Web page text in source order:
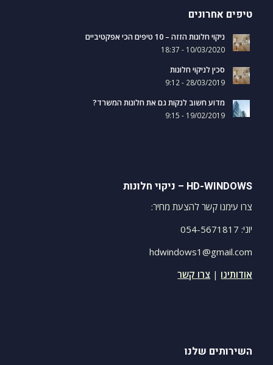
טיפים אחרונים
ניקוי חלונות הזזה – 10 טיפים הכי אפקטיביים
10/03/2020 - 18:37
סכין לניקוי חלונות
28/03/2019 - 9:12
מדוע חשוב לנקות גם את חלונות המשרד?
19/02/2019 - 9:15
HD-WINDOWS – ניקוי חלונות
צרו עימנו קשר להצעת מחיר:
יוני: 054-5671817
hdwindows1@gmail.com
אודותינו | צרו קשר
השירותים שלנו